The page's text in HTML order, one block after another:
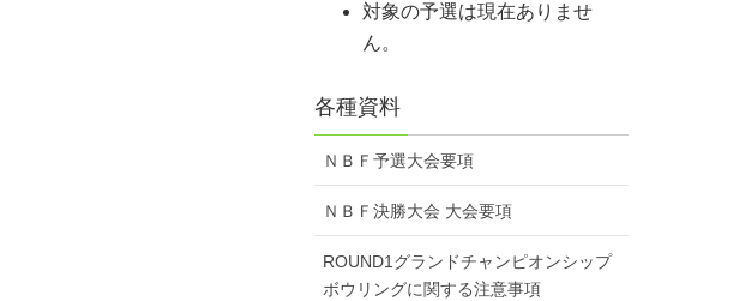
対象の予選は現在ありませ
ん。
各種資料
ＮＢＦ予選大会要項
ＮＢＦ決勝大会 大会要項
ROUND1グランドチャンピオンシップ
ボウリングに関する注意事項